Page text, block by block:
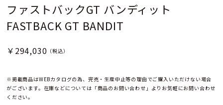
ファストバックGT バンディット
FASTBACK GT BANDIT
￥294,030 （税込）
※掲載商品はWEBカタログの為、完売・生産中止等の理由でご購入いただけない場合
がございます。在庫などについては「商品のお問い合わせ」よりお気軽にお問い合わせ
ください。